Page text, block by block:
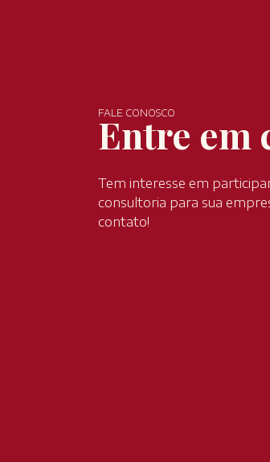
FALE CONOSCO
Entre em
Tem interesse em
consultoria para sua
contato!